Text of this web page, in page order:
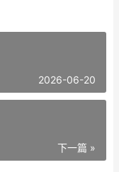
2026-06-20
下一篇 »